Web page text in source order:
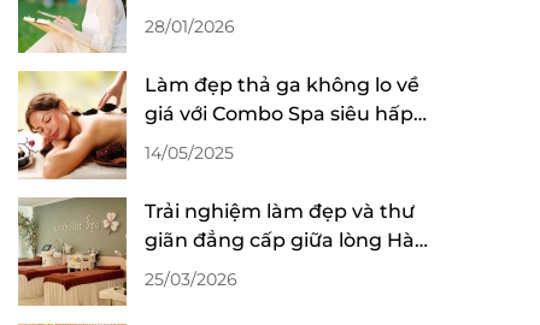
mình mỗi ngày
28/01/2026
Làm đẹp thả ga không lo về
giá với Combo Spa siêu hấp
dẫn
14/05/2025
Trải nghiệm làm đẹp và thư
giãn đẳng cấp giữa lòng Hà
Nội
25/03/2026